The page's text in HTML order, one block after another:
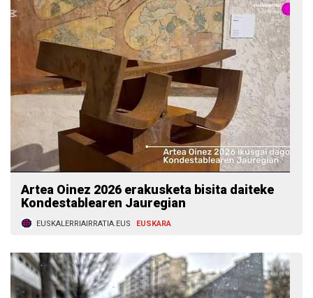
Artea Oinez 2026 erakusketa bisita daiteke
Kondestablearen Jauregian
EUSKALERRIAIRRATIA.EUS EUSKARA